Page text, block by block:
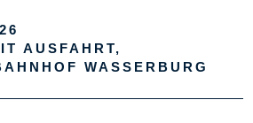
AUSFAHRT,
WASSERBURG